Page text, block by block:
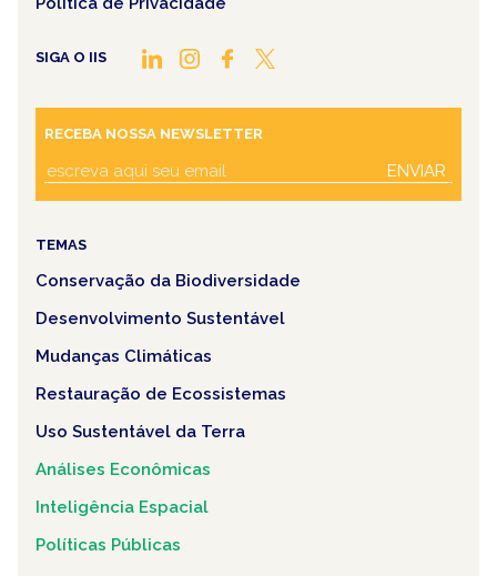
SIGA O IIS
RECEBA NOSSA NEWSLETTER
ENVIAR
TEMAS
Conservação da Biodiversidade
Desenvolvimento Sustentável
Mudanças Climáticas
Restauração de Ecossistemas
Uso Sustentável da Terra
Análises Econômicas
Inteligência Espacial
Políticas Públicas